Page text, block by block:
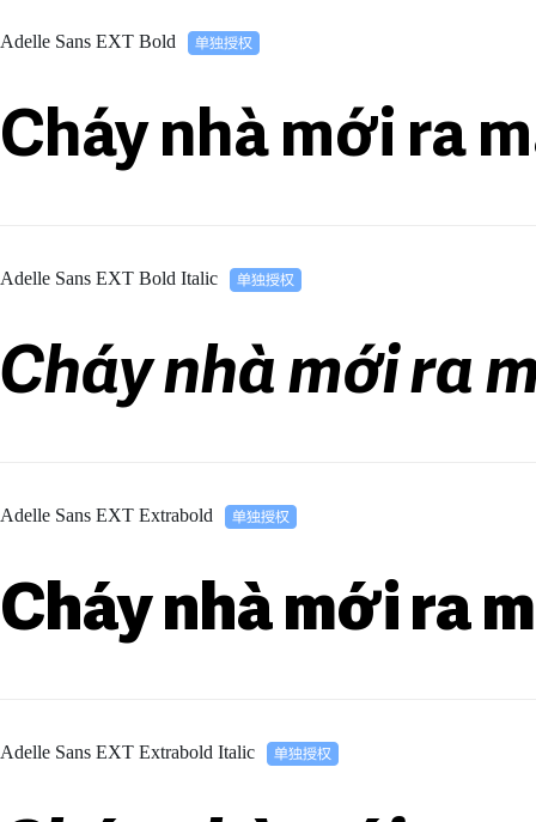
Adelle Sans EXT Bold
Cháy nhà mới ra
Adelle Sans EXT Bold Italic
Cháy nhà mới ra
Adelle Sans EXT Extrabold
Cháy nhà mới ra
Adelle Sans EXT Extrabold Italic